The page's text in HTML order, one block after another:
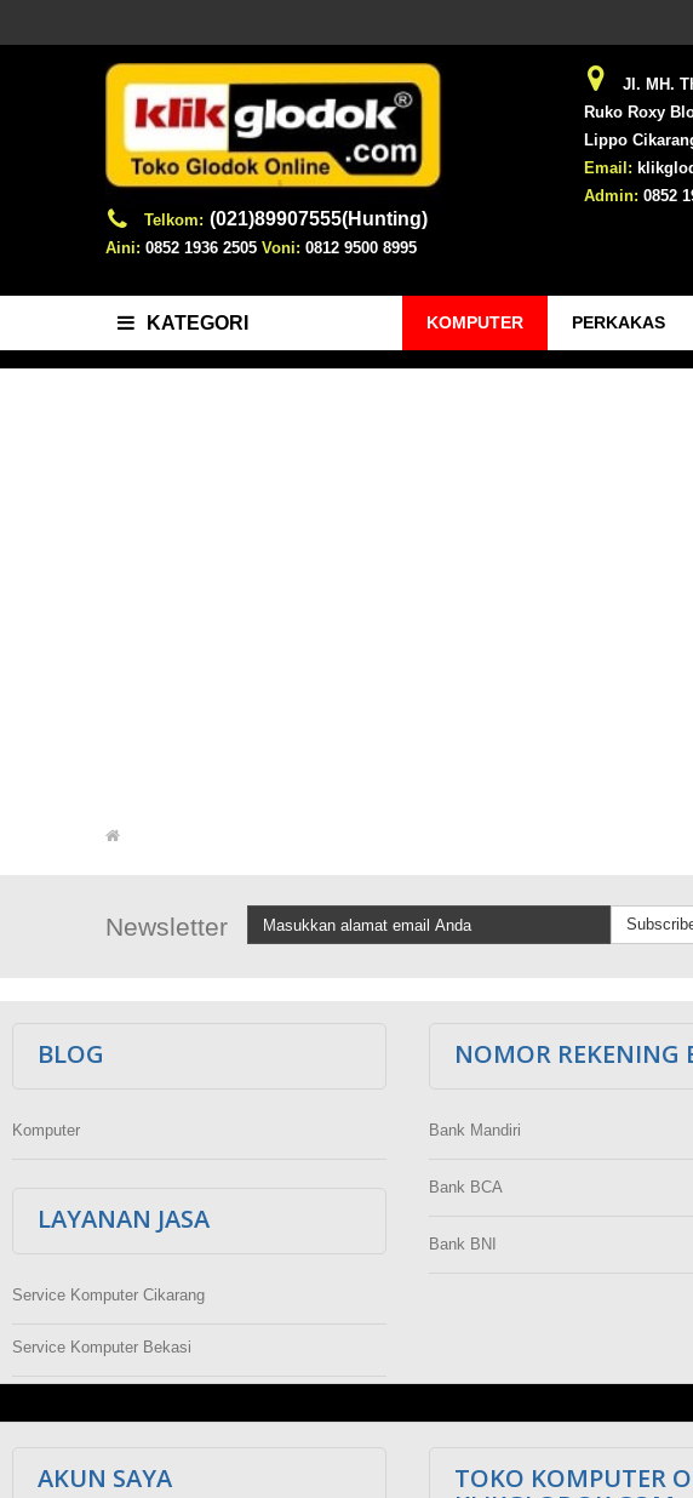
Telkom: (021)89907555(Hunting)
Aini: 0852 1936 2505 Voni: 0812 9500 8995
Jl. MH.
Ruko Roxy
Lippo
Email:
Admin: 0852
KATEGORI KOMPUTER PERKAKAS
Newsletter
BLOG
Komputer
LAYANAN JASA
Service Komputer Cikarang
Service Komputer Bekasi
NOMOR REKENING
Bank Mandiri
Bank BCA
Bank BNI
AKUN SAYA
TOKO KOMPUTER